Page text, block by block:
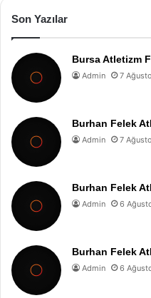
Son Yazılar
Bursa Atletizm
Admin 7
Burhan Felek
Admin 7
Burhan Felek
Admin 6
Burhan Felek
Admin 6